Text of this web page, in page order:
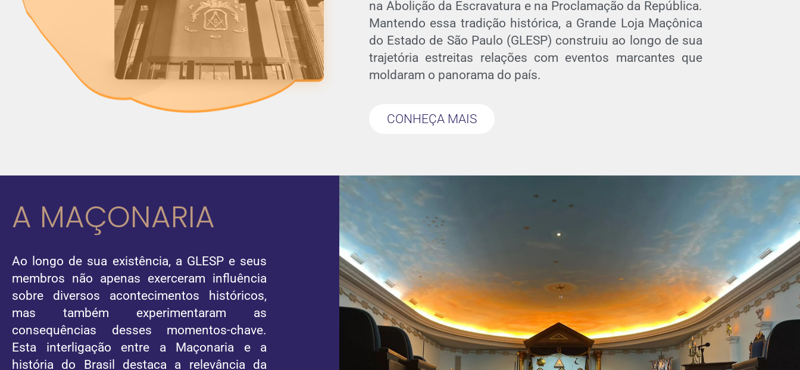
na Abolição da Escravatura e na Proclamação da República.
Mantendo essa tradição histórica, a Grande Loja Maçônica
do Estado de São Paulo (GLESP) construiu ao longo de sua
trajetória estreitas relações com eventos marcantes que
moldaram o panorama do país.
CONHEÇA MAIS
A MAÇONARIA
Ao longo de sua existência, a GLESP e seus
membros não apenas exerceram influência
sobre diversos acontecimentos históricos,
mas também experimentaram as
consequências desses momentos-chave.
Esta interligação entre a Maçonaria e a
história do Brasil destaca a relevância da